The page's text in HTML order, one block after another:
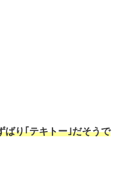
ばり｢テキトー｣だそうで